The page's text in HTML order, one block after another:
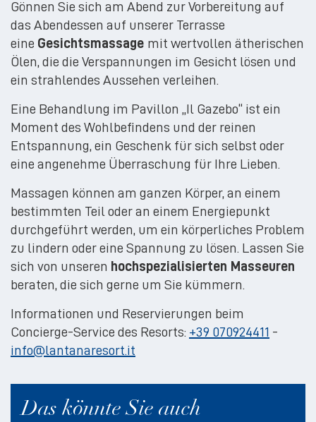
Gönnen Sie sich am Abend zur Vorbereitung auf
das Abendessen auf unserer Terrasse
eine Gesichtsmassage mit wertvollen ätherischen
Ölen, die die Verspannungen im Gesicht lösen und
ein strahlendes Aussehen verleihen.
Eine Behandlung im Pavillon „Il Gazebo“ ist ein
Moment des Wohlbefindens und der reinen
Entspannung, ein Geschenk für sich selbst oder
eine angenehme Überraschung für Ihre Lieben.
Massagen können am ganzen Körper, an einem
bestimmten Teil oder an einem Energiepunkt
durchgeführt werden, um ein körperliches Problem
zu lindern oder eine Spannung zu lösen. Lassen Sie
sich von unseren hochspezialisierten Masseuren
beraten, die sich gerne um Sie kümmern.
Informationen und Reservierungen beim
Concierge-Service des Resorts: +39 070924411 -
info@lantanaresort.it
Das könnte Sie auch